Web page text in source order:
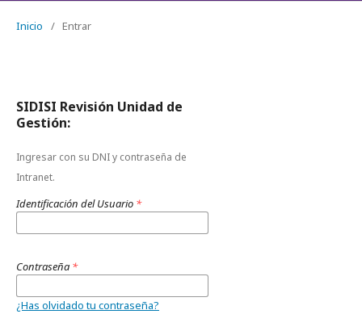
Inicio / Entrar
SIDISI Revisión Unidad de
Gestión:
Ingresar con su DNI y contraseña de
Intranet.
Identificación del Usuario *
Contraseña *
¿Has olvidado tu contraseña?